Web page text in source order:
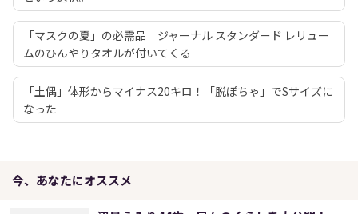
「マスクの夏」の必需品 ジャーナル スタンダード レリュー
ムのひんやりタオルが付いてくる
「土偶」体形からマイナス20キロ！「脱ぽちゃ」でSサイズに
なった
今、あなたにオススメ